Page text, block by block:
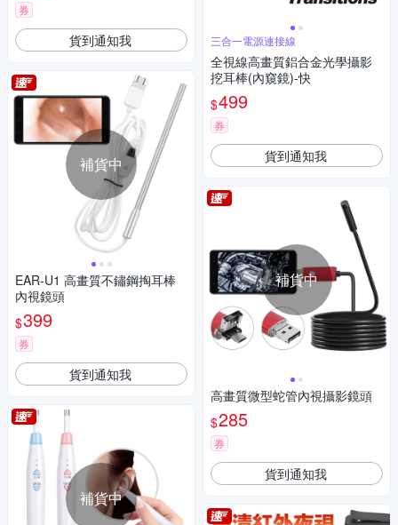
券
貨到通知我
補貨中
EAR-U1 高畫質不鏽鋼掏耳棒
內視鏡頭
$399
券
貨到通知我
補貨中
三合一電源連接線
全視線高畫質鋁合金光學攝影
挖耳棒(內窺鏡)-快
$499
券
貨到通知我
補貨中
高畫質微型蛇管內視攝影鏡頭
$285
券
貨到通知我